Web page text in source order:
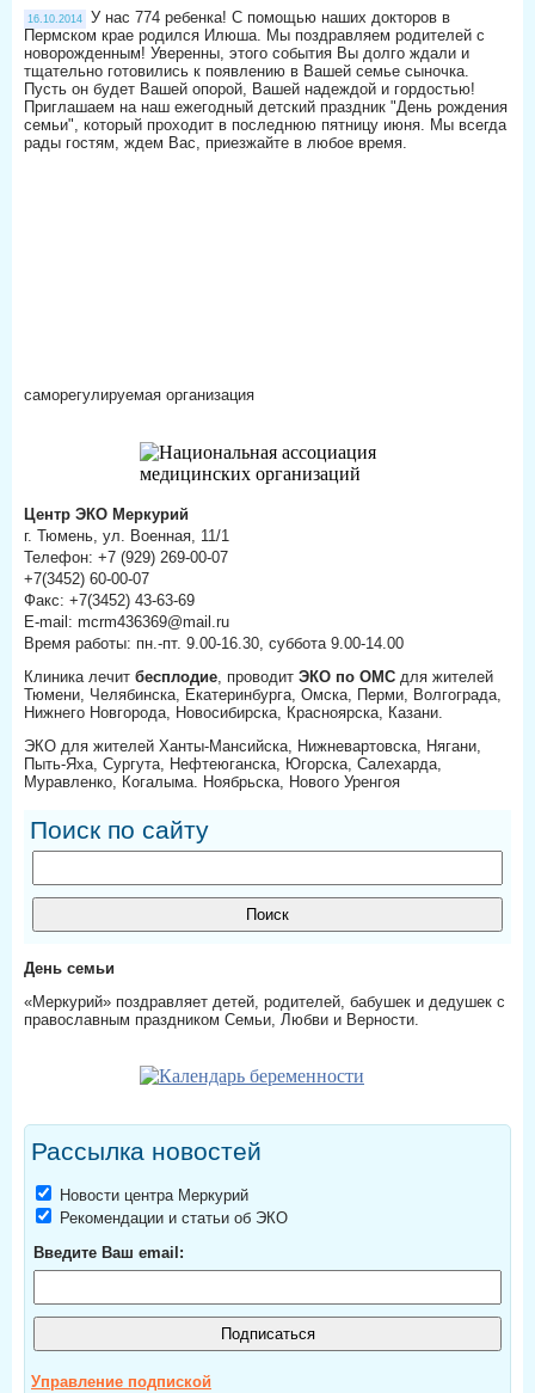
саморегулируемая организация
Центр ЭКО Меркурий
г. Тюмень, ул. Военная, 11/1
Телефон: +7 (929) 269-00-07
+7(3452) 60-00-07
Факс: +7(3452) 43-63-69
E-mail: mcrm436369@mail.ru
Время работы: пн.-пт. 9.00-16.30, суббота 9.00-14.00
Клиника лечит бесплодие, проводит ЭКО по ОМС для жителей
Тюмени, Челябинска, Екатеринбурга, Омска, Перми, Волгограда,
Нижнего Новгорода, Новосибирска, Красноярска, Казани.
ЭКО для жителей Ханты-Мансийска, Нижневартовска, Нягани,
Пыть-Яха, Сургута, Нефтеюганска, Югорска, Салехарда,
Муравленко, Когалыма. Ноябрьска, Нового Уренгоя
Поиск по сайту
День семьи
«Меркурий» поздравляет детей, родителей, бабушек и дедушек с
православным праздником Семьи, Любви и Верности.
Рассылка новостей
Новости центра Меркурий
Рекомендации и статьи об ЭКО
Введите Ваш email:
Управление подпиской
16.10.2014
У нас 774 ребенка! С помощью наших докторов в
Пермском крае родился Илюша. Мы поздравляем родителей с
новорожденным! Уверенны, этого события Вы долго ждали и
тщательно готовились к появлению в Вашей семье сыночка.
Пусть он будет Вашей опорой, Вашей надеждой и гордостью!
Приглашаем на наш ежегодный детский праздник "День рождения
семьи", который проходит в последнюю пятницу июня. Мы всегда
рады гостям, ждем Вас, приезжайте в любое время.